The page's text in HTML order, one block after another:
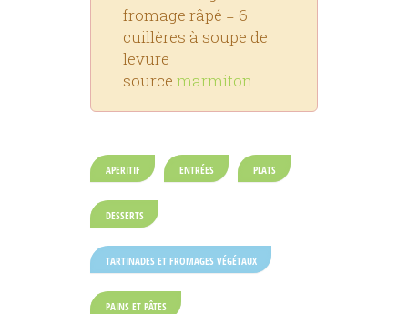
fromage râpé = 6
cuillères à soupe de
levure
source marmiton
APERITIF ENTRÉES PLATS
DESSERTS
TARTINADES ET FROMAGES VÉGÉTAUX
PAINS ET PÂTES